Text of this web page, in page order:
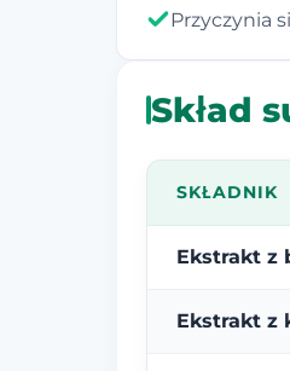
Przyczynia
Skład
SKŁADNIK
Ekstrakt z
Ekstrakt z